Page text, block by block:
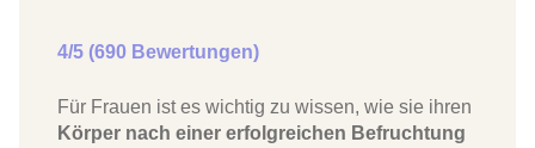
4/5 (690 Bewertungen)
Für Frauen ist es wichtig zu wissen, wie sie ihren
Körper nach einer erfolgreichen Befruchtung